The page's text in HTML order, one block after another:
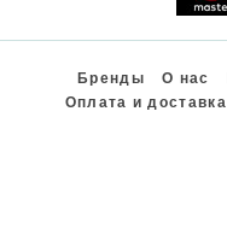
Бренды О нас
Оплата и доставка